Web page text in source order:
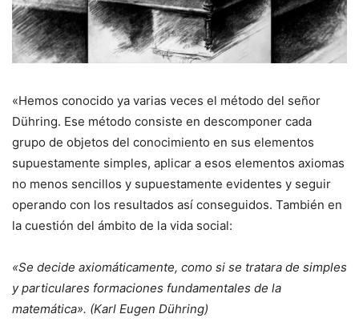
«Hemos conocido ya varias veces el método del señor
Dühring. Ese método consiste en descomponer cada
grupo de objetos del conocimiento en sus elementos
supuestamente simples, aplicar a esos elementos axiomas
no menos sencillos y supuestamente evidentes y seguir
operando con los resultados así conseguidos. También en
la cuestión del ámbito de la vida social:
«Se decide axiomáticamente, como si se tratara de simples
y particulares formaciones fundamentales de la
matemática». (Karl Eugen Dühring)